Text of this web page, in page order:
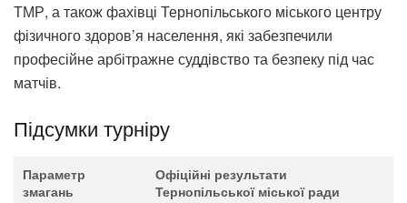
ТМР, а також фахівці Тернопільського міського центру
фізичного здоров’я населення, які забезпечили
професійне арбітражне суддівство та безпеку під час
матчів.
Підсумки турніру
Параметр
змагань
Офіційні результати
Тернопільської міської ради